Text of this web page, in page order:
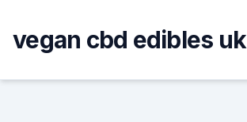
content
vegan cbd edibles uk